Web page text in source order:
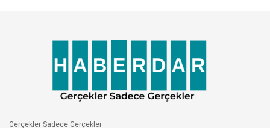
Gerçekler Sadece Gerçekler